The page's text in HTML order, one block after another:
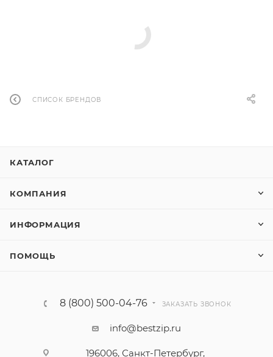
СПИСОК БРЕНДОВ
КАТАЛОГ
КОМПАНИЯ
ИНФОРМАЦИЯ
ПОМОЩЬ
8 (800) 500-04-76 ЗАКАЗАТЬ ЗВОНОК
info@bestzip.ru
196006, Санкт-Петербург,